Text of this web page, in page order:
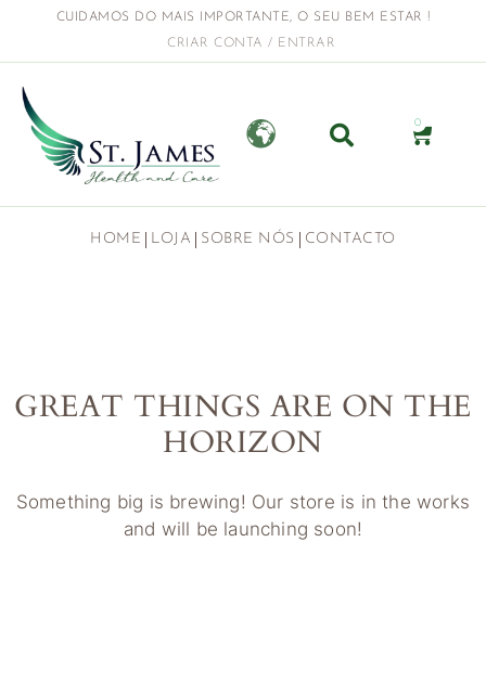
CUIDAMOS DO MAIS IMPORTANTE, O SEU BEM ESTAR !
CRIAR CONTA / ENTRAR
0
HOME LOJA SOBRE NÓS CONTACTO
GREAT THINGS ARE ON THE
HORIZON
Something big is brewing! Our store is in the works
and will be launching soon!